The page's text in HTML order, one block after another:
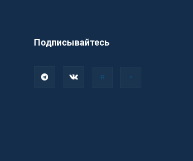
Подписывайтесь